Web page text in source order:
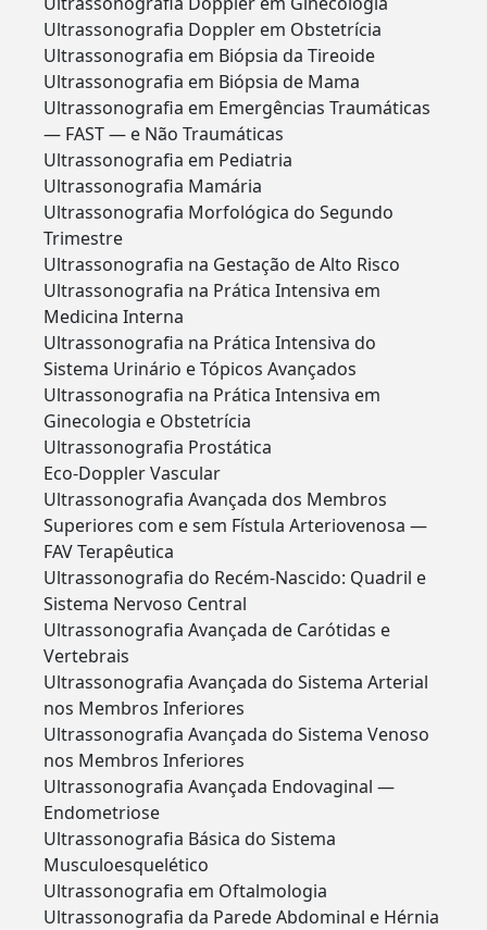
Ultrassonografia Doppler em Obstetrícia
Ultrassonografia em Biópsia da Tireoide
Ultrassonografia em Biópsia de Mama
Ultrassonografia em Emergências Traumáticas
— FAST — e Não Traumáticas
Ultrassonografia em Pediatria
Ultrassonografia Mamária
Ultrassonografia Morfológica do Segundo
Trimestre
Ultrassonografia na Gestação de Alto Risco
Ultrassonografia na Prática Intensiva em
Medicina Interna
Ultrassonografia na Prática Intensiva do
Sistema Urinário e Tópicos Avançados
Ultrassonografia na Prática Intensiva em
Ginecologia e Obstetrícia
Ultrassonografia Prostática
Eco-Doppler Vascular
Ultrassonografia Avançada dos Membros
Superiores com e sem Fístula Arteriovenosa —
FAV Terapêutica
Ultrassonografia do Recém-Nascido: Quadril e
Sistema Nervoso Central
Ultrassonografia Avançada de Carótidas e
Vertebrais
Ultrassonografia Avançada do Sistema Arterial
nos Membros Inferiores
Ultrassonografia Avançada do Sistema Venoso
nos Membros Inferiores
Ultrassonografia Avançada Endovaginal —
Endometriose
Ultrassonografia Básica do Sistema
Musculoesquelético
Ultrassonografia em Oftalmologia
Ultrassonografia da Parede Abdominal e Hérnia